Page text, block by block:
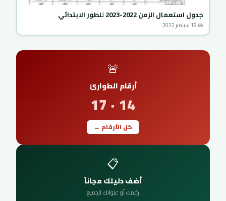
جدول استعمال الزمن 2022-2023 للطور الابتدائي
📅 19 سبتمبر 2022
🚨
أرقام الطوارئ
14 · 17
كل الأرقام ←
📋
أضف دليلك مجاناً
رقمك أو عنوانك للجميع